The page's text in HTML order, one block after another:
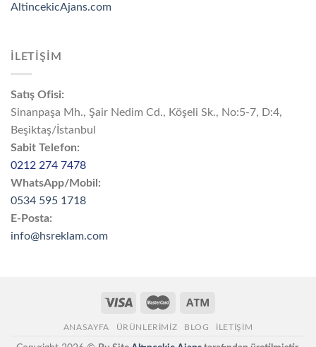
AltincekicAjans.com
İLETİŞİM
Satış Ofisi:
Sinanpaşa Mh., Şair Nedim Cd., Köşeli Sk., No:5-7, D:4,
Beşiktaş/İstanbul
Sabit Telefon:
0212 274 7478
WhatsApp/Mobil:
0534 595 1718
E-Posta:
info@hsreklam.com
ANASAYFA ÜRÜNLERİMİZ BLOG İLETIŞIM